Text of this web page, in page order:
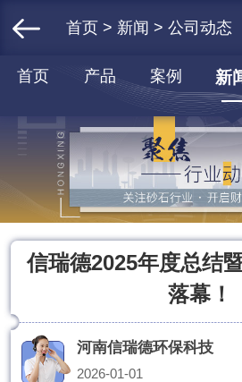
首页 > 新闻 > 公司动态
首页 产品 案例 新
信瑞德2025年度总结
落幕！
河南信瑞德环保科技
2026-01-01